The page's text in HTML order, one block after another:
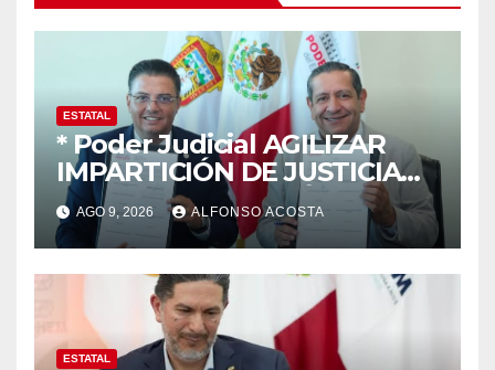
ESTATAL
* Poder Judicial AGILIZAR
IMPARTICIÓN DE JUSTICIA
CON DIGITALIZACIÓN DE
INFORMES
AGO 9, 2026 ALFONSO ACOSTA
ESTATAL